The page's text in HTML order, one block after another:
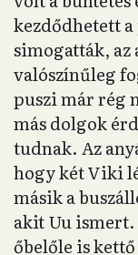
kezdődhetett
simogatták,
valószínűleg
puszi már rég
más dolgok
tudnak. Az
hogy két Viki
másik a
akit Uu ismert.
őbelőle is